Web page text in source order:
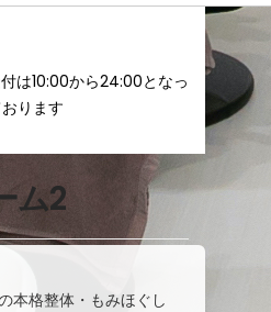
は10:00から24:00となっ
ります
ム2
本格整体・もみほぐし